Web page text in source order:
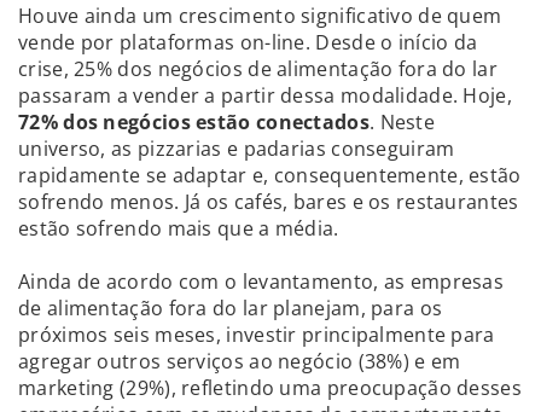
Houve ainda um crescimento significativo de quem
vende por plataformas on-line. Desde o início da
crise, 25% dos negócios de alimentação fora do lar
passaram a vender a partir dessa modalidade. Hoje,
72% dos negócios estão conectados. Neste
universo, as pizzarias e padarias conseguiram
rapidamente se adaptar e, consequentemente, estão
sofrendo menos. Já os cafés, bares e os restaurantes
estão sofrendo mais que a média.
Ainda de acordo com o levantamento, as empresas
de alimentação fora do lar planejam, para os
próximos seis meses, investir principalmente para
agregar outros serviços ao negócio (38%) e em
marketing (29%), refletindo uma preocupação desses